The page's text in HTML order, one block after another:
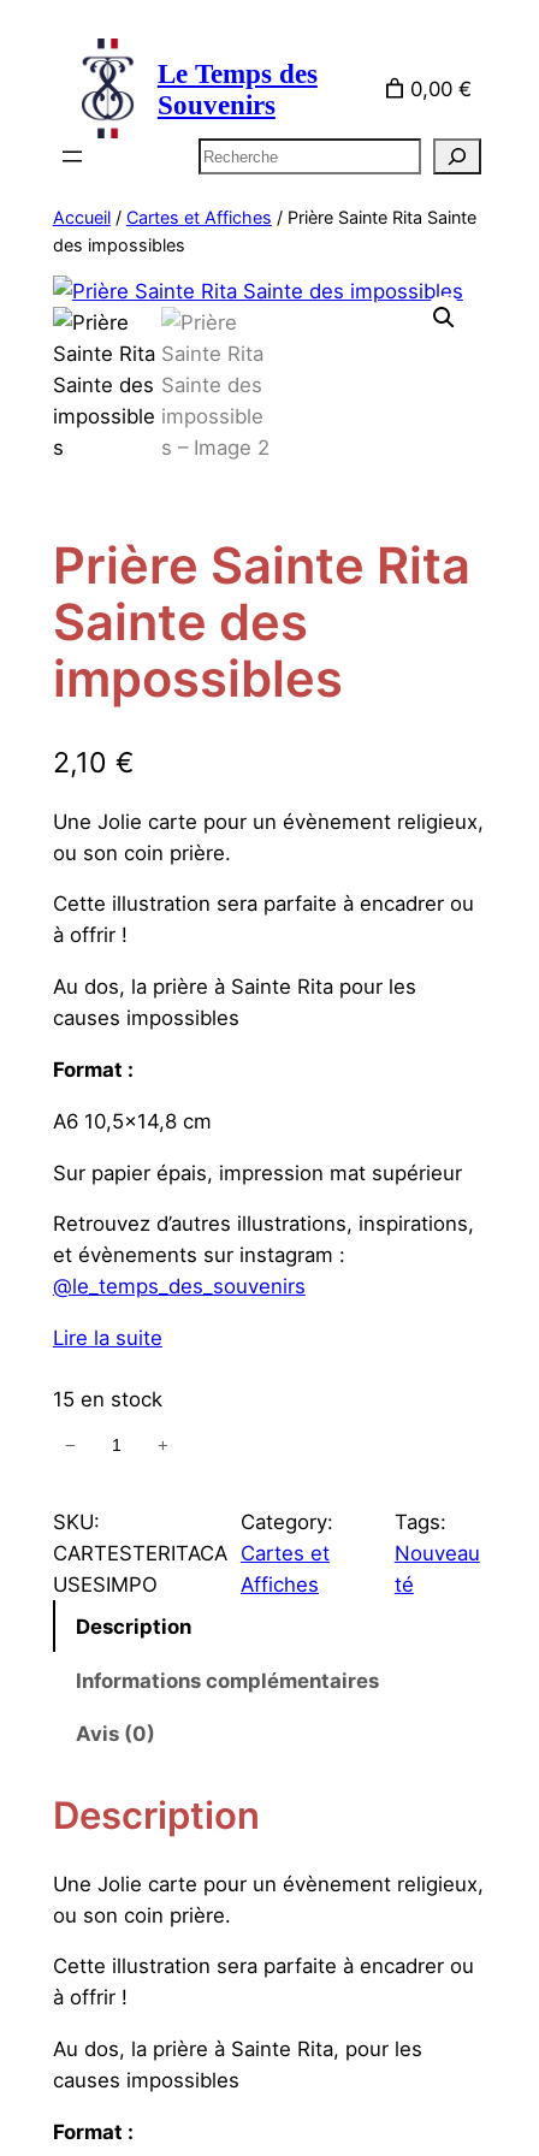
Le Temps des
Souvenirs
0,00 €
Rechercher
Accueil/ Cartes et Affiches / Prière Sainte Rita Sainte
des impossibles
Prière Sainte Rita
Sainte des
impossibles
2,10 €
Une Jolie carte pour un évènement religieux,
ou son coin prière.
Cette illustration sera parfaite à encadrer ou
à offrir !
Au dos, la prière à Sainte Rita pour les
causes impossibles
Format :
A6 10,5×14,8 cm
Sur papier épais, impression mat supérieur
Retrouvez d’autres illustrations, inspirations,
et évènements sur instagram :
@le_temps_des_souvenirs
Lire la suite
15 en stock
a
n
t
i
i
r
e
a
i
n
t
R
− +
SKU:
CARTESTERITACA
USESIMPO
Category:
Cartes et
Affiches
Tags:
Nouveau
té
Description
Informations complémentaires
Avis (0)
Description
Une Jolie carte pour un évènement religieux,
ou son coin prière.
Cette illustration sera parfaite à encadrer ou
à offrir !
Au dos, la prière à Sainte Rita, pour les
causes impossibles
Format :